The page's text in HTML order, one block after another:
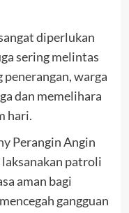
diperlukan
sering melintas
warga
dan memelihara
hari.
Perangin Angin
patroli
aman bagi
gangguan